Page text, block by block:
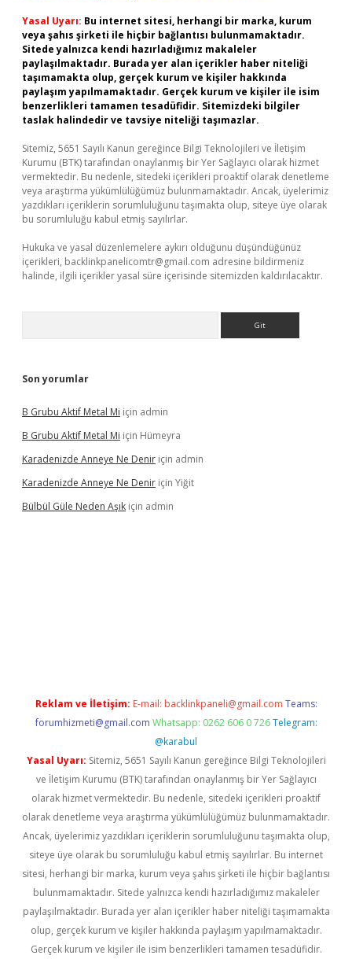
Yasal Uyarı: Bu internet sitesi, herhangi bir marka, kurum
veya şahıs şirketi ile hiçbir bağlantısı bulunmamaktadır.
Sitede yalnızca kendi hazırladığımız makaleler
paylaşılmaktadır. Burada yer alan içerikler haber niteliği
taşımamakta olup, gerçek kurum ve kişiler hakkında
paylaşım yapılmamaktadır. Gerçek kurum ve kişiler ile isim
benzerlikleri tamamen tesadüfidir. Sitemizdeki bilgiler
taslak halindedir ve tavsiye niteliği taşımazlar.
Sitemiz, 5651 Sayılı Kanun gereğince Bilgi Teknolojileri ve İletişim
Kurumu (BTK) tarafından onaylanmış bir Yer Sağlayıcı olarak hizmet
vermektedir. Bu nedenle, sitedeki içerikleri proaktif olarak denetleme
veya araştırma yükümlülüğümüz bulunmamaktadır. Ancak, üyelerimiz
yazdıkları içeriklerin sorumluluğunu taşımakta olup, siteye üye olarak
bu sorumluluğu kabul etmiş sayılırlar.
Hukuka ve yasal düzenlemelere aykırı olduğunu düşündüğünüz
içerikleri, backlinkpanelicomtr@gmail.com adresine bildirmeniz
halinde, ilgili içerikler yasal süre içerisinde sitemizden kaldırılacaktır.
Son yorumlar
B Grubu Aktif Metal Mi için admin
B Grubu Aktif Metal Mi için Hümeyra
Karadenizde Anneye Ne Denir için admin
Karadenizde Anneye Ne Denir için Yiğit
Bülbül Güle Neden Aşık için admin
Reklam ve İletişim: E-mail: backlinkpaneli@gmail.com Teams:
forumhizmeti@gmail.com Whatsapp: 0262 606 0 726 Telegram:
@karabul
Yasal Uyarı: Sitemiz, 5651 Sayılı Kanun gereğince Bilgi Teknolojileri
ve İletişim Kurumu (BTK) tarafından onaylanmış bir Yer Sağlayıcı
olarak hizmet vermektedir. Bu nedenle, sitedeki içerikleri proaktif
olarak denetleme veya araştırma yükümlülüğümüz bulunmamaktadır.
Ancak, üyelerimiz yazdıkları içeriklerin sorumluluğunu taşımakta olup,
siteye üye olarak bu sorumluluğu kabul etmiş sayılırlar. Bu internet
sitesi, herhangi bir marka, kurum veya şahıs şirketi ile hiçbir bağlantısı
bulunmamaktadır. Sitede yalnızca kendi hazırladığımız makaleler
paylaşılmaktadır. Burada yer alan içerikler haber niteliği taşımamakta
olup, gerçek kurum ve kişiler hakkında paylaşım yapılmamaktadır.
Gerçek kurum ve kişiler ile isim benzerlikleri tamamen tesadüfidir.